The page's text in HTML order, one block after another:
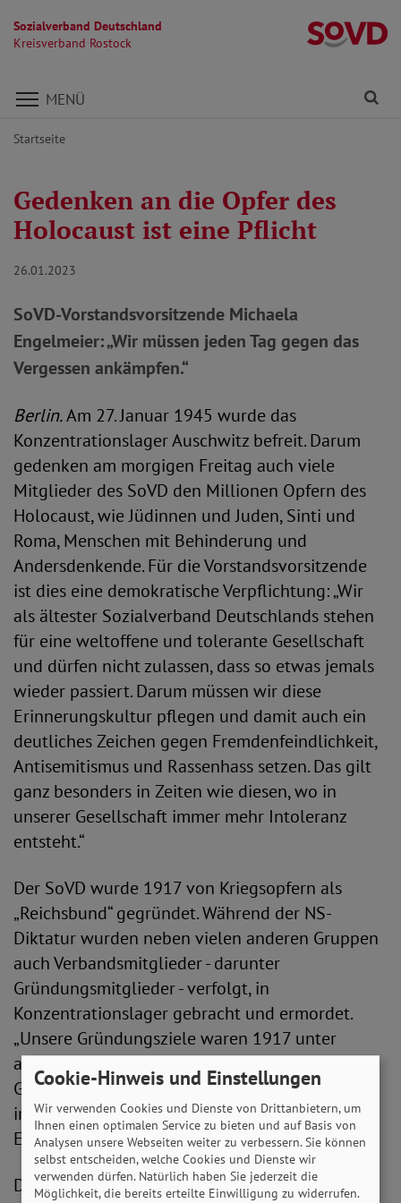
Sozialverband Deutschland
Kreisverband Rostock
Direkt zu den Inhalten springen
MENÜ
Startseite
Gedenken an die Opfer des
Holocaust ist eine Pflicht
26.01.2023
SoVD-Vorstandsvorsitzende Michaela
Engelmeier: „Wir müssen jeden Tag gegen das
Vergessen ankämpfen.“
Berlin.Am 27. Januar 1945 wurde das
Konzentrationslager Auschwitz befreit. Darum
gedenken am morgigen Freitag auch viele
Mitglieder des SoVD den Millionen Opfern des
Holocaust, wie Jüdinnen und Juden, Sinti und
Roma, Menschen mit Behinderung und
Andersdenkende. Für die Vorstandsvorsitzende
ist dies eine demokratische Verpflichtung: „Wir
als ältester Sozialverband Deutschlands stehen
für eine weltoffene und tolerante Gesellschaft
und dürfen nicht zulassen, dass so etwas jemals
wieder passiert. Darum müssen wir diese
Erinnerungskultur pflegen und damit auch ein
deutliches Zeichen gegen Fremdenfeindlichkeit,
Antisemitismus und Rassenhass setzen. Das gilt
ganz besonders in Zeiten wie diesen, wo in
unserer Gesellschaft immer mehr Intoleranz
entsteht.“
Der SoVD wurde 1917 von Kriegsopfern als
„Reichsbund“ gegründet. Während der NS-
Diktatur wurden neben vielen anderen Gruppen
auch Verbandsmitglieder - darunter
Gründungsmitglieder - verfolgt, in
Konzentrationslager gebracht und ermordet.
„Unsere Gründungsziele waren 1917 unter
anderem Demokratie, Freiheit und soziale
Gerechtigkeit. Sie gelten bis heute und bleiben
immer Grundlage unseres Handelns und
Engagements“, ergänzt Michaela Engelmeier.
Darum ist der SoVD auch seit mehreren Jahren
Cookie-Hinweis und Einstellungen
Wir verwenden Cookies und Dienste von Drittanbietern, um
Ihnen einen optimalen Service zu bieten und auf Basis von
Analysen unsere Webseiten weiter zu verbessern. Sie können
selbst entscheiden, welche Cookies und Dienste wir
verwenden dürfen. Natürlich haben Sie jederzeit die
Möglichkeit, die bereits erteilte Einwilligung zu widerrufen.